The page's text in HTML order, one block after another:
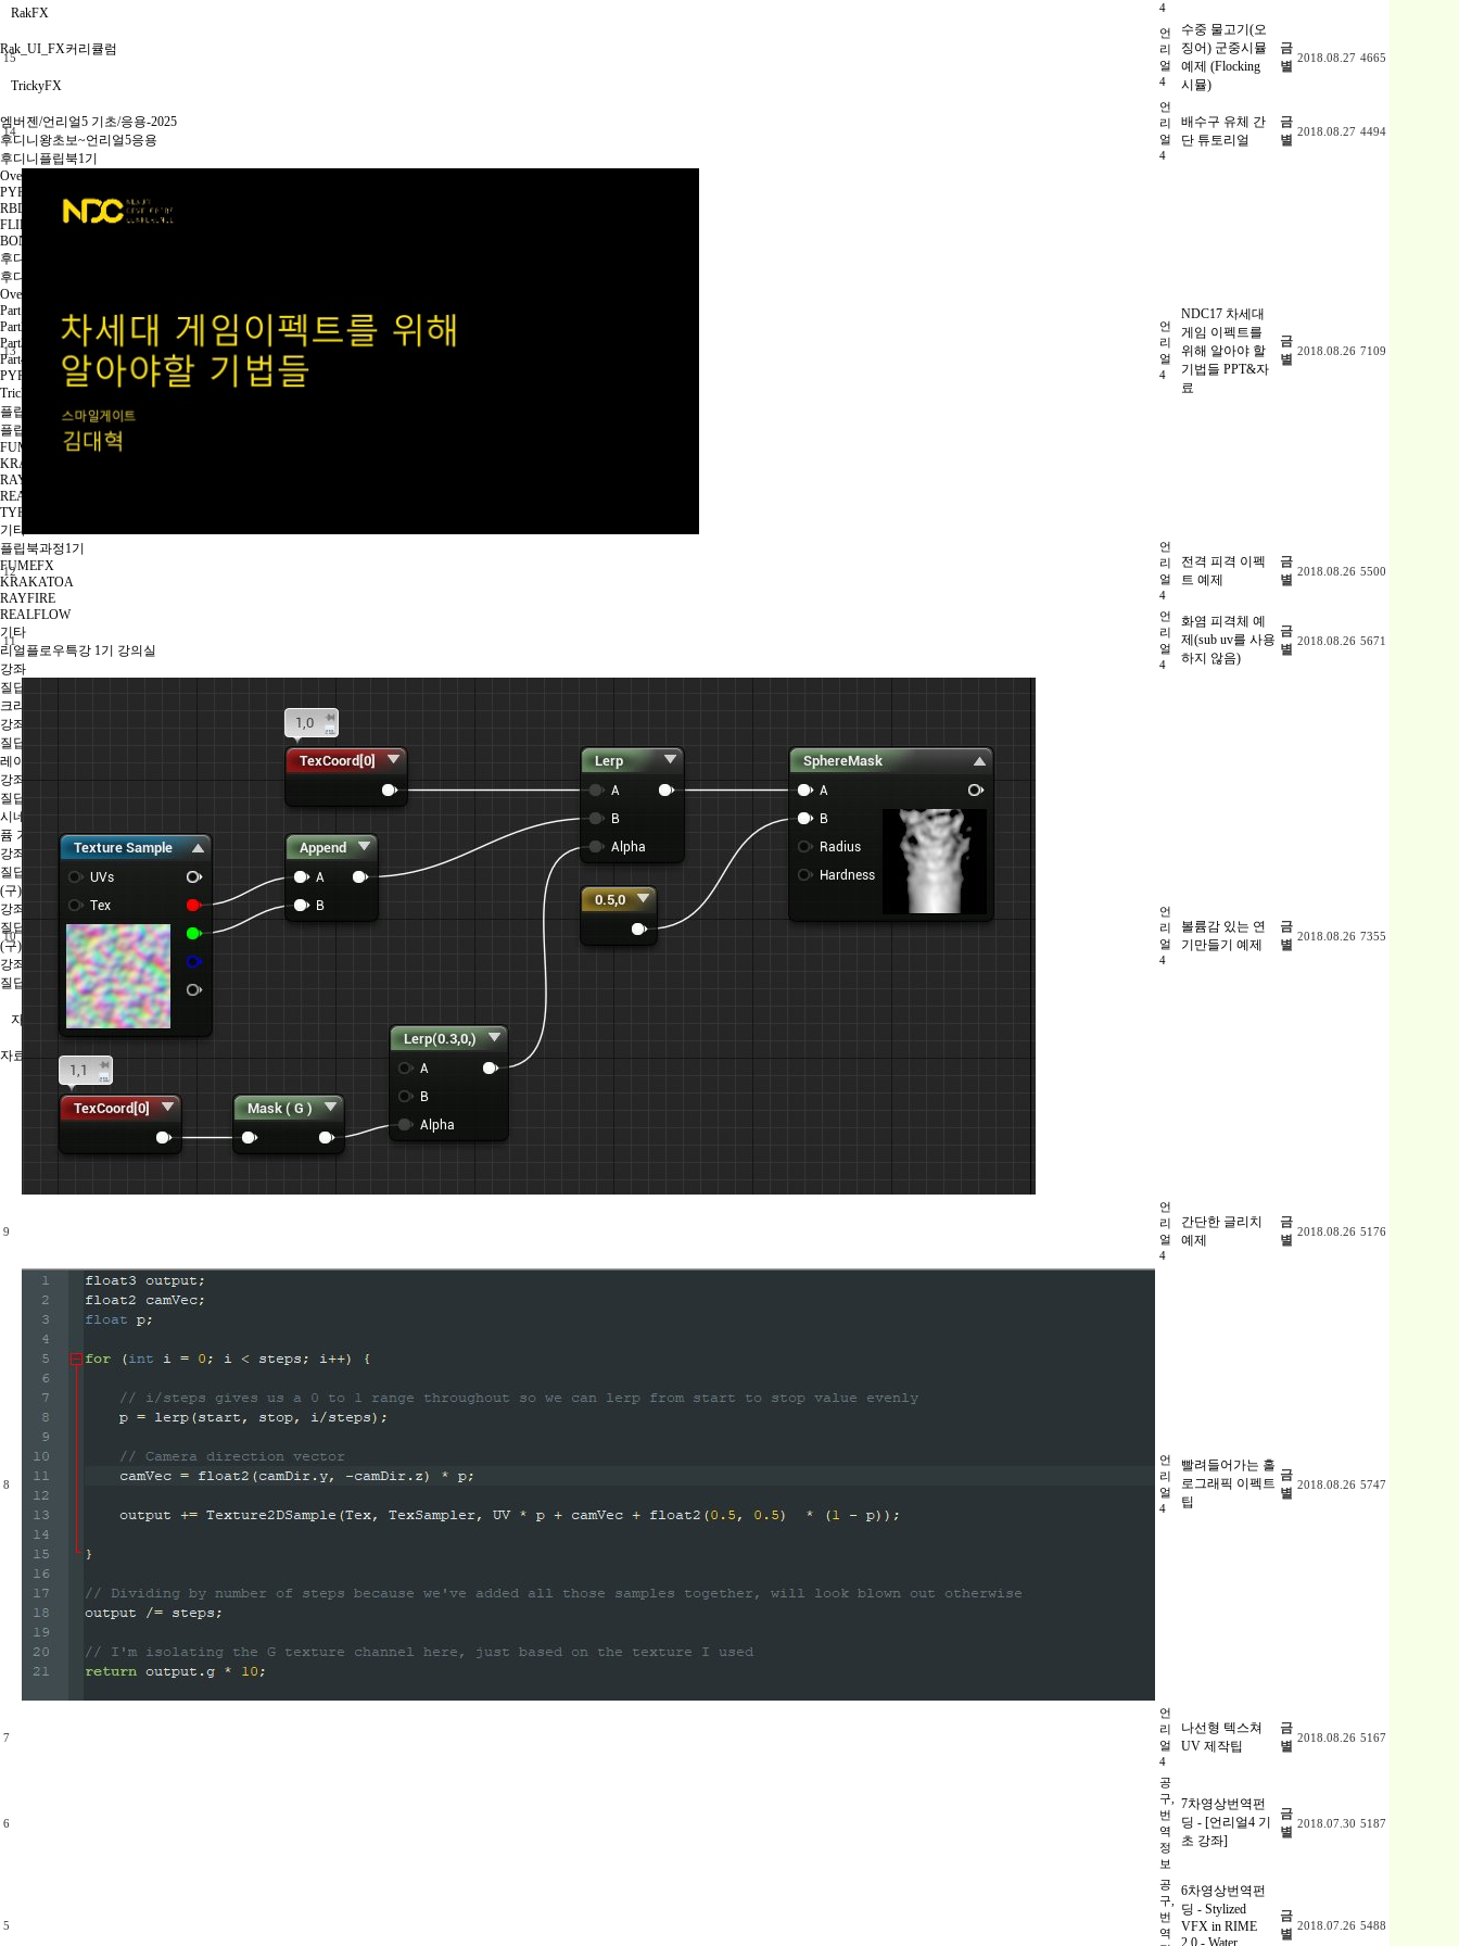
RakFX
Rak_UI_FX커리큘럼
TrickyFX
엠버젠/언리얼5 기초/응용-2025
후디니왕초보~언리얼5응용
후디니플립북1기
Overview
PYRO
RBD
FLIP
BONUS
후디니+UE4빌딩파괴 커리큘럼
후디니빌딩파괴forUE4 1기
Overview
Part1
Part2
Part3
Part4
PYRO
Tricky's 3DS MAX 기초무료특강
플립북FX제작 커리큘럼
플립북과정2기
FUMEFX
KRAKATOA
RAYFIRE
REALFLOW
TYFLOW
기타
플립북과정1기
FUMEFX
KRAKATOA
RAYFIRE
REALFLOW
기타
리얼플로우특강 1기 강의실
강좌
질답
크라카토아특강 1기 강의실
강좌
질답
레이파이어특강 1기 강의실
강좌
질답
시네마틱과정1기
퓸 기초 2기 강의실
강좌
질답
(구)퓸1기 챕터1,2 강의실
강좌
질답
(구)퓸1기 챕터3 강의실
강좌
질답
자료실/번역자료
자료실
4
15
언
리
얼
4
수중 물고기(오
징어) 군중시뮬
예제 (Flocking
시뮬)
금
별
2018.08.27 4665
14
언
리
얼
4
배수구 유체 간
단 튜토리얼
금
별
2018.08.27 4494
13
언
리
얼
4
NDC17 차세대
게임 이펙트를
위해 알아야 할
기법들 PPT&자
료
금
별
2018.08.26 7109
12
언
리
얼
4
전격 피격 이펙
트 예제
금
별
2018.08.26 5500
11
언
리
얼
4
화염 피격체 예
제(sub uv를 사용
하지 않음)
금
별
2018.08.26 5671
10
언
리
얼
4
볼륨감 있는 연
기만들기 예제
금
별
2018.08.26 7355
9
언
리
얼
4
간단한 글리치
예제
금
별
2018.08.26 5176
8
언
리
얼
4
빨려들어가는 홀
로그래픽 이펙트
팁
금
별
2018.08.26 5747
7
언
리
얼
4
나선형 텍스쳐
UV 제작팁
금
별
2018.08.26 5167
6
공
구,
번
역
정
보
7차영상번역펀
딩 - [언리얼4 기
초 강좌]
금
별
2018.07.30 5187
5
공
구,
번
역
6차영상번역펀
딩 - Stylized
VFX in RIME
2.0 - Water
금
별
2018.07.26 5488